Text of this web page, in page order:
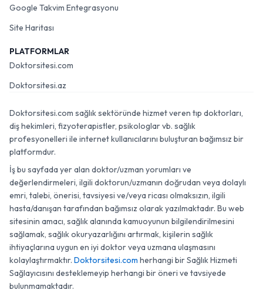
Google Takvim Entegrasyonu
Site Haritası
PLATFORMLAR
Doktorsitesi.com
Doktorsitesi.az
Doktorsitesi.com sağlık sektöründe hizmet veren tıp doktorları,
diş hekimleri, fizyoterapistler, psikologlar vb. sağlık
profesyonelleri ile internet kullanıcılarını buluşturan bağımsız bir
platformdur.
İş bu sayfada yer alan doktor/uzman yorumları ve
değerlendirmeleri, ilgili doktorun/uzmanın doğrudan veya dolaylı
emri, talebi, önerisi, tavsiyesi ve/veya ricası olmaksızın, ilgili
hasta/danışan tarafından bağımsız olarak yazılmaktadır. Bu web
sitesinin amacı, sağlık alanında kamuoyunun bilgilendirilmesini
sağlamak, sağlık okuryazarlığını artırmak, kişilerin sağlık
ihtiyaçlarına uygun en iyi doktor veya uzmana ulaşmasını
kolaylaştırmaktır. Doktorsitesi.com herhangi bir Sağlık Hizmeti
Sağlayıcısını desteklemeyip herhangi bir öneri ve tavsiyede
bulunmamaktadır.